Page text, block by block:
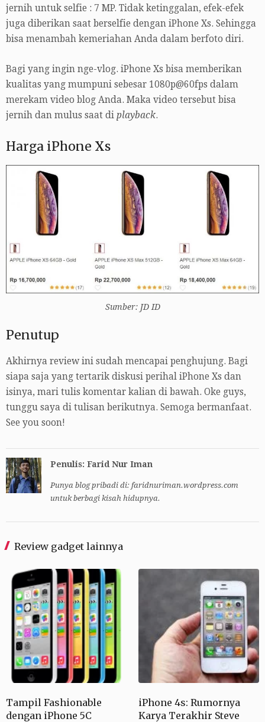
jernih untuk selfie : 7 MP. Tidak ketinggalan, efek-efek
juga diberikan saat berselfie dengan iPhone Xs. Sehingga
bisa menambah kemeriahan Anda dalam berfoto diri.
Bagi yang ingin nge-vlog. iPhone Xs bisa memberikan
kualitas yang mumpuni sebesar 1080p@60fps dalam
merekam video blog Anda. Maka video tersebut bisa
jernih dan mulus saat di playback.
Harga iPhone Xs
Sumber: JD ID
Penutup
Akhirnya review ini sudah mencapai penghujung. Bagi
siapa saja yang tertarik diskusi perihal iPhone Xs dan
isinya, mari tulis komentar kalian di bawah. Oke guys,
tunggu saya di tulisan berikutnya. Semoga bermanfaat.
See you soon!
Penulis: Farid Nur Iman
Punya blog pribadi di: faridnuriman.wordpress.com
untuk berbagi kisah hidupnya.
Review gadget lainnya
Tampil Fashionable
dengan iPhone 5C
iPhone 4s: Rumornya
Karya Terakhir Steve